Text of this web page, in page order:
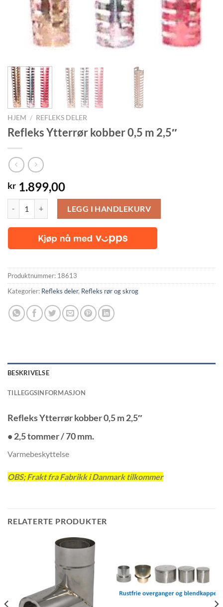
HJEM / REFLEKS DELER
Refleks Ytterrør kobber 0,5 m 2,5″
kr 1.899,00
LEGG I HANDLEKURV
Produktnummer: 18613
Kategorier: Refleks deler, Refleks rør og skrog
BESKRIVELSE
TILLEGGSINFORMASJON
Refleks Ytterrør kobber 0,5 m 2,5″
• 2,5 tommer / 70 mm.
Varmebeskyttelse
OBS; Frakt fra Fabrikk i Danmark tilkommer
RELATERTE PRODUKTER